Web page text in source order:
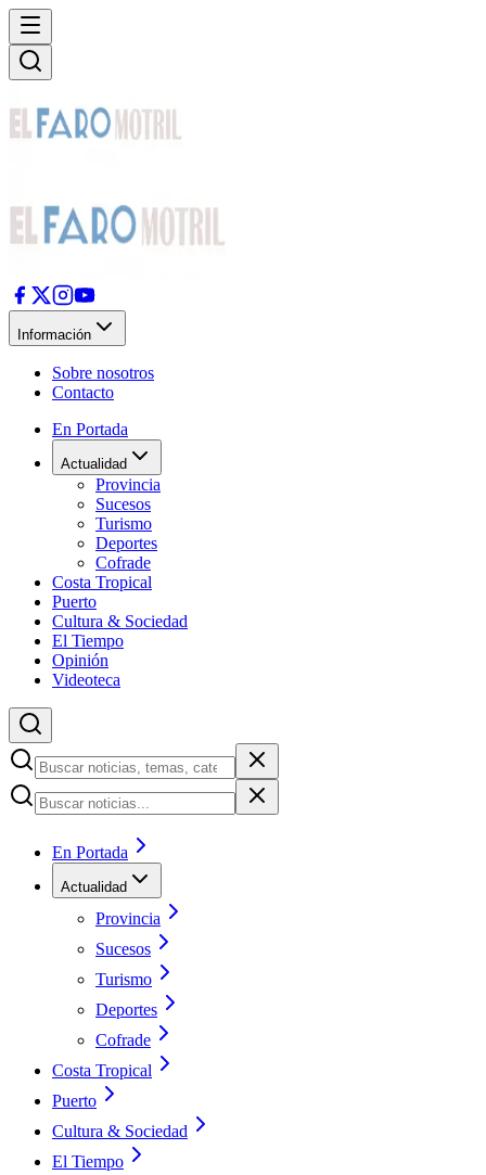
Información
Sobre nosotros
Contacto
En Portada
Actualidad
Provincia
Sucesos
Turismo
Deportes
Cofrade
Costa Tropical
Puerto
Cultura & Sociedad
El Tiempo
Opinión
Videoteca
En Portada
Actualidad
Provincia
Sucesos
Turismo
Deportes
Cofrade
Costa Tropical
Puerto
Cultura & Sociedad
El Tiempo